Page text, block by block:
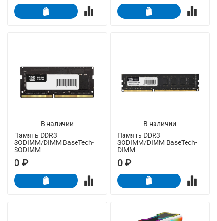
В наличии
Память DDR3
SODIMM/DIMM BaseTech-
SODIMM
0 ₽
В наличии
Память DDR3
SODIMM/DIMM BaseTech-
DIMM
0 ₽